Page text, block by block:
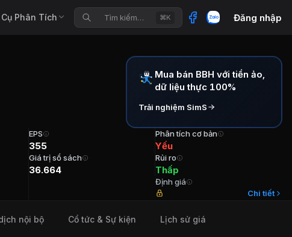
Phân Tích Tìm kiếm… ⌘K Đăng nhập
.
N/A TVHĐQT/Phó GĐ Ông Trần Anh Dũng Tuổi 53
Mua bán BBH với tiền ảo,
dữ liệu thực 100%
Trải nghiệm SimS
EPS
355
Giá trị sổ sách
36.664
Phân tích cơ bản
Yếu
Rủi ro
Thấp
Định giá
Chi tiết
nội bộ Cổ tức & Sự kiện Lịch sử giá